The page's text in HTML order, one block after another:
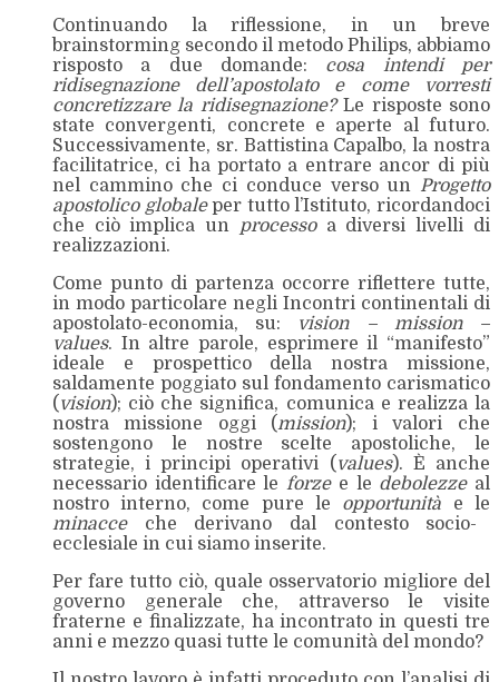
Continuando la riflessione, in un breve
brainstorming secondo il metodo Philips, abbiamo
risposto a due domande: cosa intendi per
ridisegnazione dell’apostolato e come vorresti
concretizzare la ridisegnazione?Le risposte sono
state convergenti, concrete e aperte al futuro.
Successivamente, sr. Battistina Capalbo, la nostra
facilitatrice, ci ha portato a entrare ancor di più
nel cammino che ci conduce verso un Progetto
apostolico globaleper tutto l’Istituto, ricordandoci
che ciò implica un processo a diversi livelli di
realizzazioni.
Come punto di partenza occorre riflettere tutte,
in modo particolare negli Incontri continentali di
apostolato-economia, su: vision – mission –
values. In altre parole, esprimere il “manifesto”
ideale e prospettico della nostra missione,
saldamente poggiato sul fondamento carismatico
( vision); ciò che significa, comunica e realizza la
nostra missione oggi (mission); i valori che
sostengono le nostre scelte apostoliche, le
strategie, i principi operativi ( values). È anche
necessario identificare le forzee le debolezzeal
nostro interno, come pure le opportunità e le
minacceche derivano dal contesto socio-
ecclesiale in cui siamo inserite.
Per fare tutto ciò, quale osservatorio migliore del
governo generale che, attraverso le visite
fraterne e finalizzate, ha incontrato in questi tre
anni e mezzo quasi tutte le comunità del mondo?